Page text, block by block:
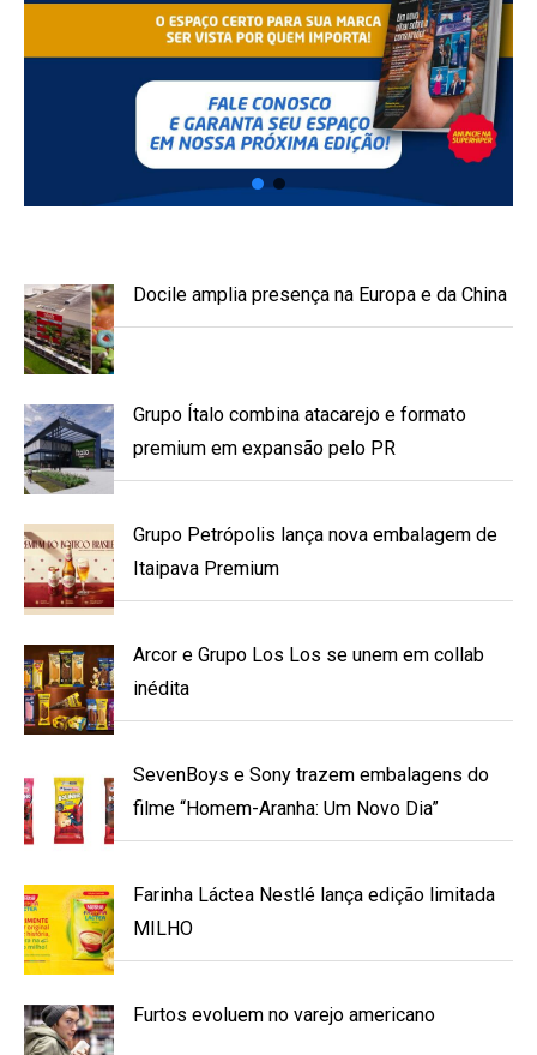
Docile amplia presença na Europa e da China
Grupo Ítalo combina atacarejo e formato
premium em expansão pelo PR
Grupo Petrópolis lança nova embalagem de
Itaipava Premium
Arcor e Grupo Los Los se unem em collab
inédita
SevenBoys e Sony trazem embalagens do
filme “Homem-Aranha: Um Novo Dia”
Farinha Láctea Nestlé lança edição limitada
MILHO
Furtos evoluem no varejo americano